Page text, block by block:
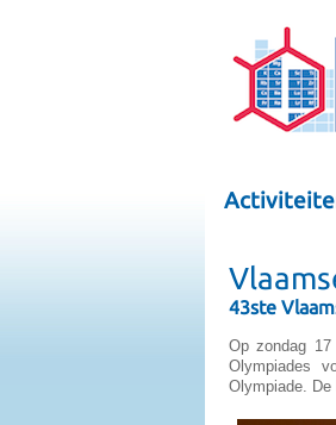
43ste
Op zondag
Olympiades
Olympiade.